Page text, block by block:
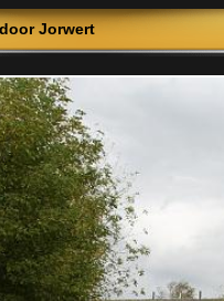
Jorwert